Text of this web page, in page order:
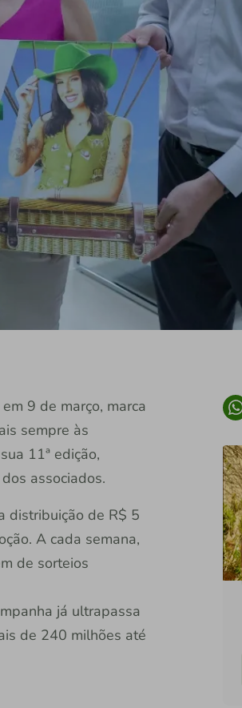
9 de março, marca
sempre às
11ª edição,
associados.
distribuição de R$ 5
A cada semana,
de sorteios
já ultrapassa
de 240 milhões até